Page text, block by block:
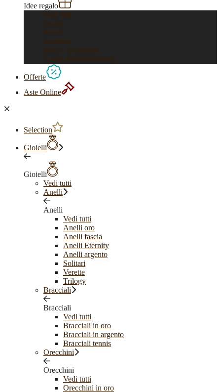
Idee regalo
Vedi tutti
Per lui
Per lei
Bambini
Feste e ricorrenze
Anelli di fidanzamento
Offerte
Aste Online
Selection
Gioielli
Gioielli
Vedi tutti
Anelli
Anelli
Vedi tutti
Anelli oro
Anelli fascia
Anelli Eternity
Anelli argento
Solitari
Verette
Trilogy
Bracciali
Bracciali
Vedi tutti
Bracciali in oro
Bracciali in argento
Bracciali tennis
Orecchini
Orecchini
Vedi tutti
Orecchini in oro